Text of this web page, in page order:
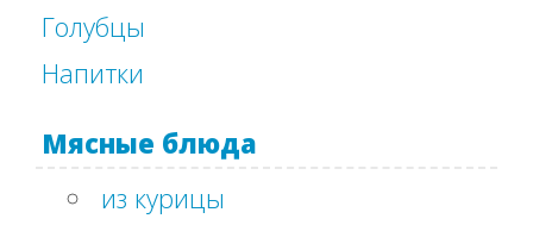
Голубцы
Напитки
Мясные блюда
из курицы